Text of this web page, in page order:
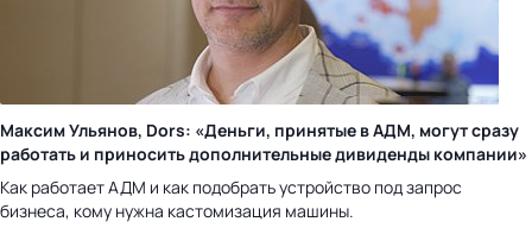
Максим Ульянов, Dors: «Деньги, принятые в АДМ, могут сразу
работать и приносить дополнительные дивиденды компании»
Как работает АДМ и как подобрать устройство под запрос
бизнеса, кому нужна кастомизация машины.